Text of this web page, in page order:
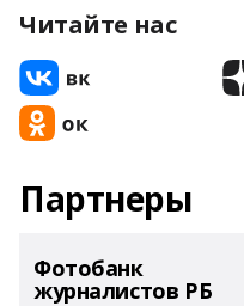
Читайте нас
Партнеры
Фотобанк
журналистов РБ